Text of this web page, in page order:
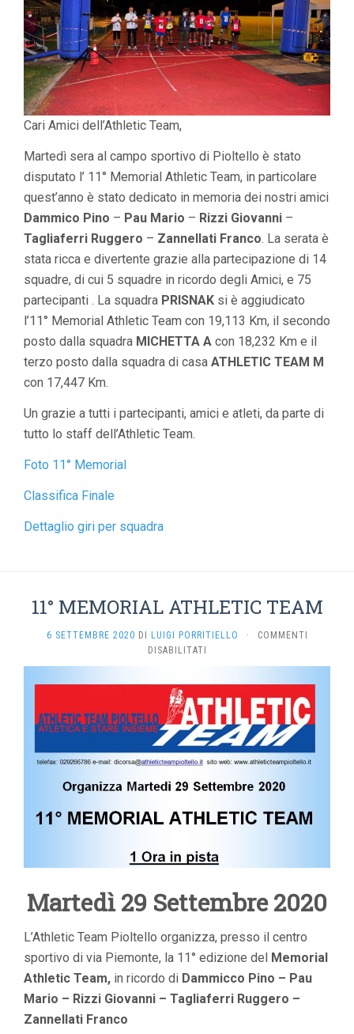
Cari Amici dell’Athletic Team,
Martedì sera al campo sportivo di Pioltello è stato
disputato l’ 11° Memorial Athletic Team, in particolare
quest’anno è stato dedicato in memoria dei nostri amici
Dammico Pino – Pau Mario – Rizzi Giovanni –
Tagliaferri Ruggero – Zannellati Franco. La serata è
stata ricca e divertente grazie alla partecipazione di 14
squadre, di cui 5 squadre in ricordo degli Amici, e 75
partecipanti . La squadra PRISNAK si è aggiudicato
l’11° Memorial Athletic Team con 19,113 Km, il secondo
posto dalla squadra MICHETTA A con 18,232 Km e il
terzo posto dalla squadra di casa ATHLETIC TEAM M
con 17,447 Km.
Un grazie a tutti i partecipanti, amici e atleti, da parte di
tutto lo staff dell’Athletic Team.
Foto 11° Memorial
Classifica Finale
Dettaglio giri per squadra
11° MEMORIAL ATHLETIC TEAM
6 SETTEMBRE 2020 DI LUIGI PORRITIELLO ·
COMMENTI
DISABILITATI
ATHLETIC
TEAM
Martedì 29 Settembre 2020
L’Athletic Team Pioltello organizza, presso il centro
sportivo di via Piemonte, la 11° edizione del Memorial
Athletic Team, in ricordo di Dammicco Pino – Pau
Mario – Rizzi Giovanni – Tagliaferri Ruggero –
Zannellati Franco